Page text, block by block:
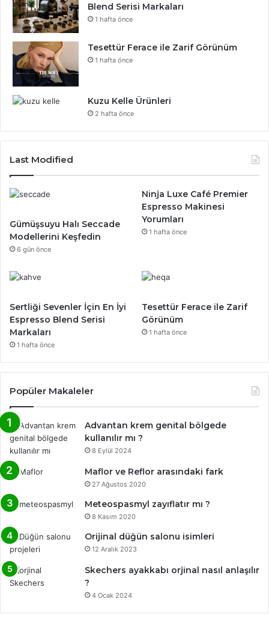
Blend Serisi Markaları
1 hafta önce
Tesettür Ferace ile Zarif Görünüm
1 hafta önce
Kuzu Kelle Ürünleri
2 hafta önce
Last Modified
Gümüşsuyu Halı Seccade
Modellerini Keşfedin
6 gün önce
Ninja Luxe Café Premier
Espresso Makinesi
Yorumları
1 hafta önce
Sertliği Sevenler İçin En İyi
Espresso Blend Serisi
Markaları
1 hafta önce
Tesettür Ferace ile Zarif
Görünüm
1 hafta önce
Popüler Makaleler
Advantan krem genital bölgede
kullanılır mı ?
8 Eylül 2024
Maflor ve Reflor arasındaki fark
27 Ağustos 2020
Meteospasmyl zayıflatır mı ?
8 Kasım 2020
Orijinal düğün salonu isimleri
12 Aralık 2023
Skechers ayakkabı orjinal nasıl anlaşılır
?
4 Ocak 2024